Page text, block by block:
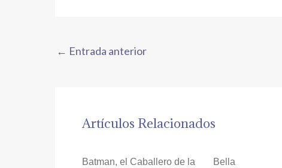
← Entrada anterior
Artículos Relacionados
Batman, el Caballero de la
Bella